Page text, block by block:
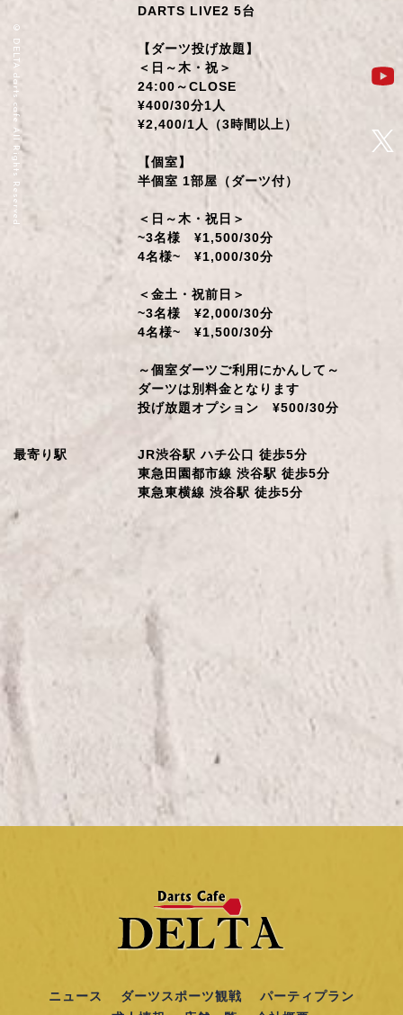
DARTS LIVE2 5台
【ダーツ投げ放題】
＜日～木・祝＞
24:00～CLOSE
¥400/30分1人
¥2,400/1人（3時間以上）
【個室】
半個室 1部屋（ダーツ付）
＜日～木・祝日＞
~3名様 ¥1,500/30分
4名様~ ¥1,000/30分
＜金土・祝前日＞
~3名様 ¥2,000/30分
4名様~ ¥1,500/30分
～個室ダーツご利用にかんして～
ダーツは別料金となります
投げ放題オプション ¥500/30分
最寄り駅
JR渋谷駅 ハチ公口 徒歩5分
東急田園都市線 渋谷駅 徒歩5分
東急東横線 渋谷駅 徒歩5分
ニュース ダーツスポーツ観戦
パーティプラン
© DELTA darts cafe All Rights Reserved.